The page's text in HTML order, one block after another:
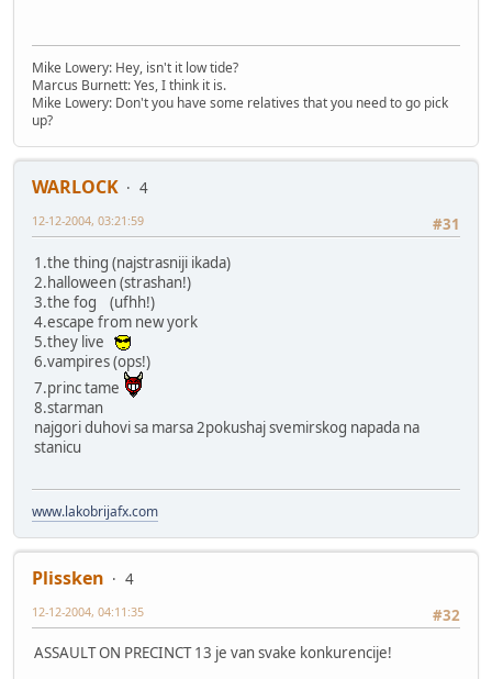
Mike Lowery: Hey, isn't it low tide?
Marcus Burnett: Yes, I think it is.
Mike Lowery: Don't you have some relatives that you need to go pick
up?
WARLOCK
4
#31
12-12-2004, 03:21:59
1.the thing (najstrasniji ikada)
2.halloween (strashan!)
3.the fog (ufhh!)
4.escape from new york
5.they live
6.vampires (ops!)
7.princ tame
8.starman
najgori duhovi sa marsa 2pokushaj svemirskog napada na
stanicu
www.lakobrijafx.com
Plissken
4
#32
12-12-2004, 04:11:35
ASSAULT ON PRECINCT 13 je van svake konkurencije!